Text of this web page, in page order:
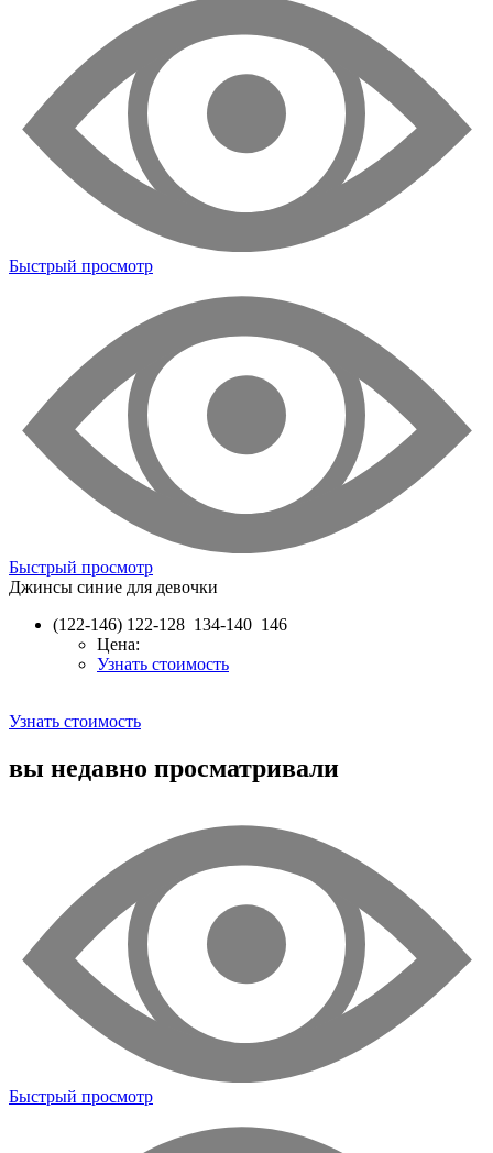
Быстрый просмотр
Быстрый просмотр
Джинсы синие для девочки
(122-146) 122-128 134-140 146
Цена:
Узнать стоимость
Узнать стоимость
вы недавно просматривали
Быстрый просмотр